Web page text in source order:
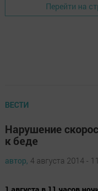
Перейти на
ВЕСТИ
Нарушение
к беде
автор, 4 августа 2014 -